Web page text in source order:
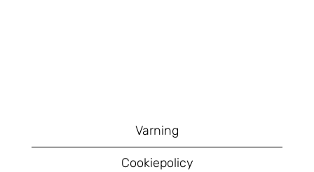
Varning
Cookiepolicy